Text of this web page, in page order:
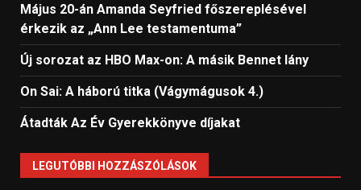
Május 20-án Amanda Seyfried főszereplésével
érkezik az „Ann Lee testamentuma”
Új sorozat az HBO Max-on: A másik Bennet lány
On Sai: A ​háború titka (Vágymágusok 4.)
Átadták Az Év Gyerekkönyve díjakat
LEGUTÓBBI HOZZÁSZÓLÁSOK